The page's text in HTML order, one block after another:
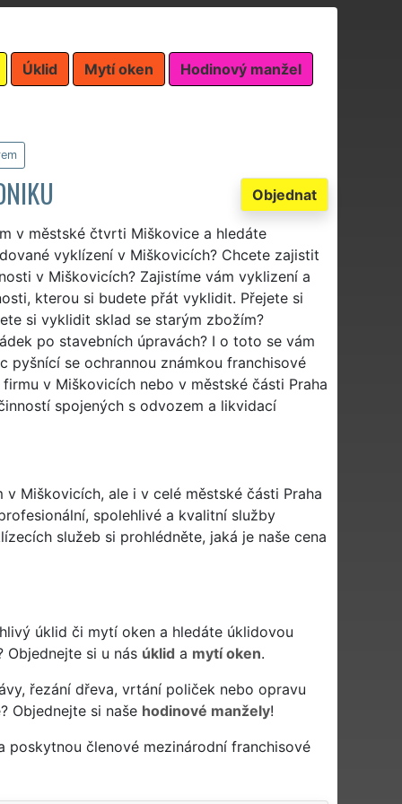
Úklid Mytí oken Hodinový manžel
Objednat
v městské čtvrti Miškovice a hledáte
vyklízení v Miškovicích? Chcete zajistit
v Miškovicích? Zajistíme vám vyklizení a
kterou si budete přát vyklidit. Přejete si
si vyklidit sklad se starým zbožím?
po stavebních úpravách? I o toto se vám
se ochrannou známkou franchisové
v Miškovicích nebo v městské části Praha
spojených s odvozem a likvidací
Miškovicích, ale i v celé městské části Praha
spolehlivé a kvalitní služby
služeb si prohlédněte, jaká je naše cena
úklid či mytí oken a hledáte úklidovou
si u nás úklid a mytí oken.
řezání dřeva, vrtání poliček nebo opravu
Objednejte si naše hodinové manžely!
členové mezinárodní franchisové